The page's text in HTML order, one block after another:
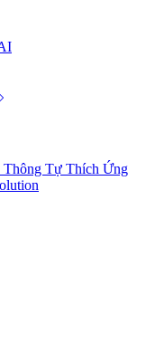
Tự Thích Ứng